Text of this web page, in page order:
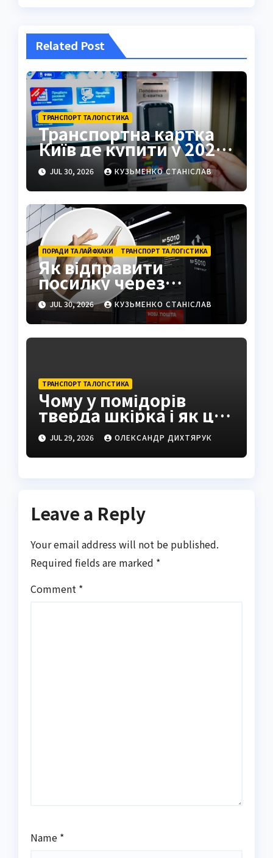
Related Post
ТРАНСПОРТ ТА ЛОГІСТИКА
Транспортна картка
Київ де купити у 2026
році
JUL 30, 2026 КУЗЬМЕНКО СТАНІСЛАВ
ПОРАДИ ТА ЛАЙФХАКИ ТРАНСПОРТ ТА ЛОГІСТИКА
Як відправити
посилку через
поштомат: повна
інструкція 2026
JUL 30, 2026 КУЗЬМЕНКО СТАНІСЛАВ
ТРАНСПОРТ ТА ЛОГІСТИКА
Чому у помідорів
тверда шкірка і як це
виправити
JUL 29, 2026 ОЛЕКСАНДР ДИХТЯРУК
Leave a Reply
Your email address will not be published.
Required fields are marked *
Comment *
Name *